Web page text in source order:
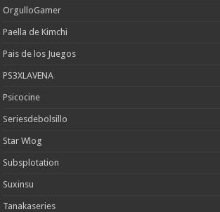
OrgulloGamer
Paella de Kimchi
Pais de los Juegos
PS3XLAVENA
Psicocine
Seriesdebolsillo
Star Wlog
Subsplotation
Suxinsu
Tanakaseries